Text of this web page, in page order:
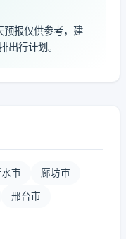
预报仅供参考，建
出行计划。
市 廊坊市
邢台市